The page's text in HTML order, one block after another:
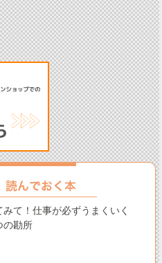
みて！仕事が必ずうまくいく
の勘所